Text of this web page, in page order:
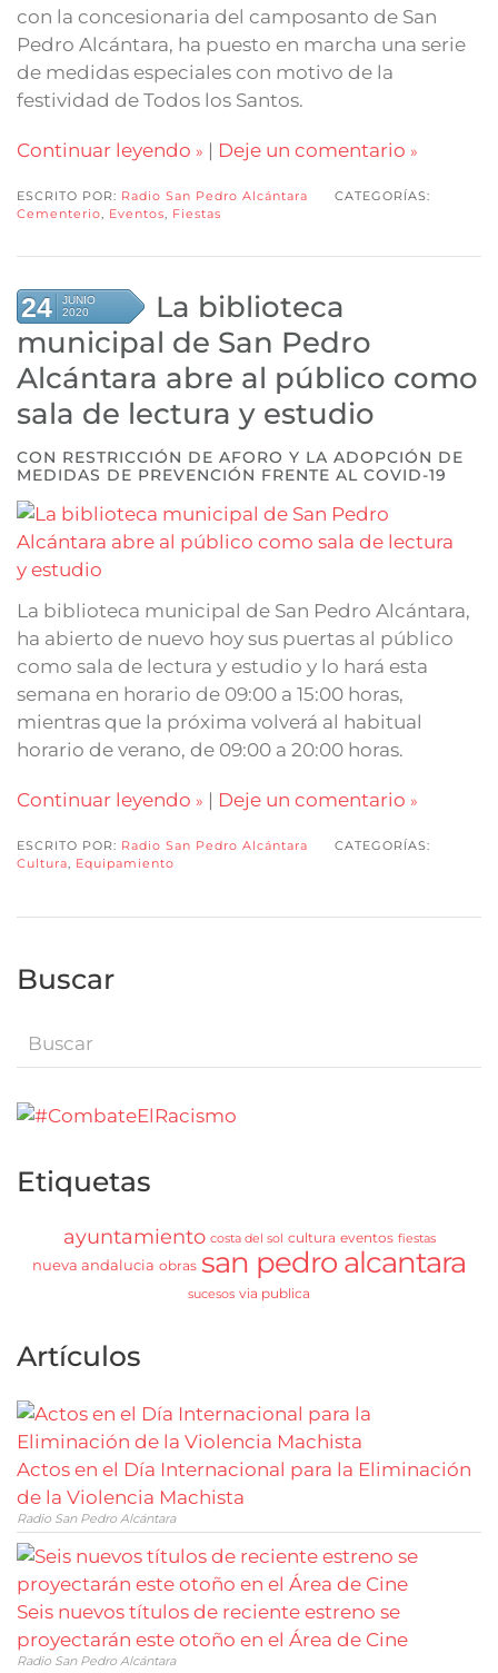
con la concesionaria del camposanto de San
Pedro Alcántara, ha puesto en marcha una serie
de medidas especiales con motivo de la
festividad de Todos los Santos.
Continuar leyendo | Deje un comentario
ESCRITO POR: Radio San Pedro Alcántara
CATEGORÍAS:
Cementerio, Eventos, Fiestas
24
JUNIO
2020
La biblioteca
municipal de San Pedro
Alcántara abre al público como
sala de lectura y estudio
CON RESTRICCIÓN DE AFORO Y LA ADOPCIÓN DE
MEDIDAS DE PREVENCIÓN FRENTE AL COVID-19
La biblioteca municipal de San Pedro Alcántara,
ha abierto de nuevo hoy sus puertas al público
como sala de lectura y estudio y lo hará esta
semana en horario de 09:00 a 15:00 horas,
mientras que la próxima volverá al habitual
horario de verano, de 09:00 a 20:00 horas.
Continuar leyendo | Deje un comentario
ESCRITO POR: Radio San Pedro Alcántara
CATEGORÍAS:
Cultura, Equipamiento
Buscar
Etiquetas
ayuntamiento costa del sol cultura eventos fiestas
nueva andalucia obras san pedro alcantara
sucesos via publica
Artículos
Actos en el Día Internacional para la Eliminación
de la Violencia Machista
Radio San Pedro Alcántara
Seis nuevos títulos de reciente estreno se
proyectarán este otoño en el Área de Cine
Radio San Pedro Alcántara